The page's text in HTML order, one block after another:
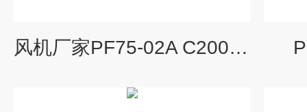
风机厂家PF75-02A C200W直叶式鼓风机